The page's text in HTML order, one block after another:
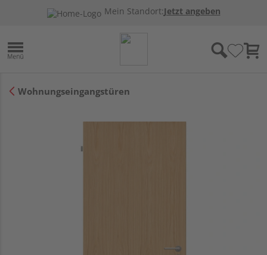
Mein Standort:Jetzt angeben
Wohnungseingangstüren